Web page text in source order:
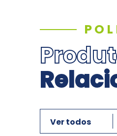
Ver todos